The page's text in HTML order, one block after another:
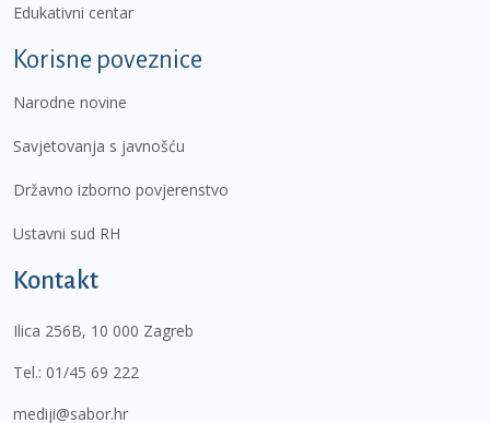
Edukativni centar
Korisne poveznice
Narodne novine
Savjetovanja s javnošću
Državno izborno povjerenstvo
Ustavni sud RH
Kontakt
Ilica 256B, 10 000 Zagreb
Tel.: 01/45 69 222
mediji@sabor.hr